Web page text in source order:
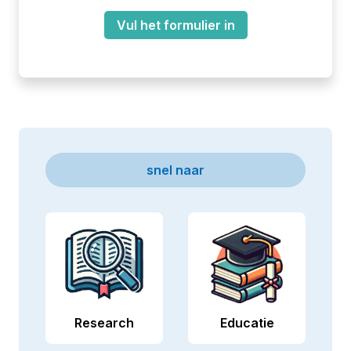
Vul het formulier in
snel naar
Research Educatie